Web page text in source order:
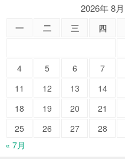
2026年 8月
一 二 三 四
4
5 6 7
11
12 13 14
18
19 20 21
25
26 27 28
« 7月